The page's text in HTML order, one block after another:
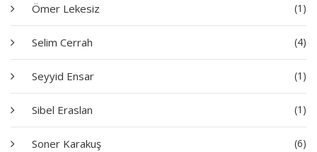
Ömer Lekesiz (1)
Selim Cerrah (4)
Seyyid Ensar (1)
Sibel Eraslan (1)
Soner Karakuş (6)